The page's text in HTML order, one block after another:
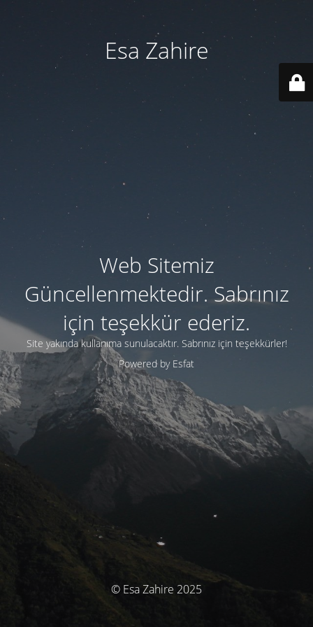
Esa Zahire
Web Sitemiz
Güncellenmektedir. Sabrınız
için teşekkür ederiz.
Site yakında kullanıma sunulacaktır. Sabrınız için teşekkürler!
Powered by Esfat
© Esa Zahire 2025